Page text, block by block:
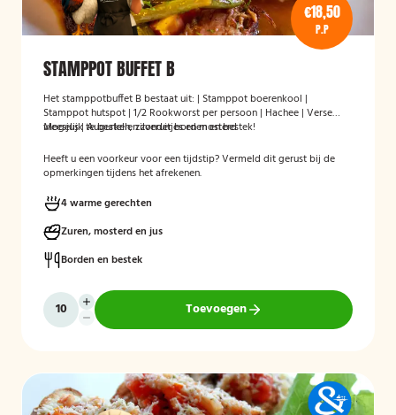
€18,50
P.P
STAMPPOT BUFFET B
Het stamppotbuffet B bestaat uit: | Stamppot boerenkool |
Stamppot hutspot | 1/2 Rookworst per persoon | Hachee | Verse
vleesjus | Augurken, zilveruitjes en mosterd
Mogelijk te bestellen zonder borden en bestek!
Heeft u een voorkeur voor een tijdstip? Vermeld dit gerust bij de
opmerkingen tijdens het afrekenen.
4 warme gerechten
Zuren, mosterd en jus
Borden en bestek
Toevoegen